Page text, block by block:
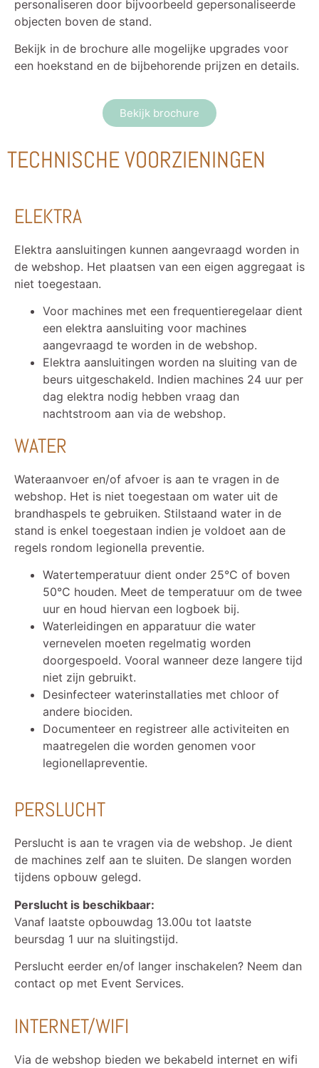
personaliseren door bijvoorbeeld gepersonaliseerde
objecten boven de stand.
Bekijk in de brochure alle mogelijke upgrades voor
een hoekstand en de bijbehorende prijzen en details.
Bekijk brochure
TECHNISCHE VOORZIENINGEN
ELEKTRA
Elektra aansluitingen kunnen aangevraagd worden in
de webshop. Het plaatsen van een eigen aggregaat is
niet toegestaan.
Voor machines met een frequentieregelaar dient
een elektra aansluiting voor machines
aangevraagd te worden in de webshop.
Elektra aansluitingen worden na sluiting van de
beurs uitgeschakeld. Indien machines 24 uur per
dag elektra nodig hebben vraag dan
nachtstroom aan via de webshop.
WATER
Wateraanvoer en/of afvoer is aan te vragen in de
webshop. Het is niet toegestaan om water uit de
brandhaspels te gebruiken. Stilstaand water in de
stand is enkel toegestaan indien je voldoet aan de
regels rondom legionella preventie.
Watertemperatuur dient onder 25°C of boven
50°C houden. Meet de temperatuur om de twee
uur en houd hiervan een logboek bij.
Waterleidingen en apparatuur die water
vernevelen moeten regelmatig worden
doorgespoeld. Vooral wanneer deze langere tijd
niet zijn gebruikt.
Desinfecteer waterinstallaties met chloor of
andere biociden.
Documenteer en registreer alle activiteiten en
maatregelen die worden genomen voor
legionellapreventie.
PERSLUCHT
Perslucht is aan te vragen via de webshop. Je dient
de machines zelf aan te sluiten. De slangen worden
tijdens opbouw gelegd.
Perslucht is beschikbaar:
Vanaf laatste opbouwdag 13.00u tot laatste
beursdag 1 uur na sluitingstijd.
Perslucht eerder en/of langer inschakelen? Neem dan
contact op met Event Services.
INTERNET/WIFI
Via de webshop bieden we bekabeld internet en wifi